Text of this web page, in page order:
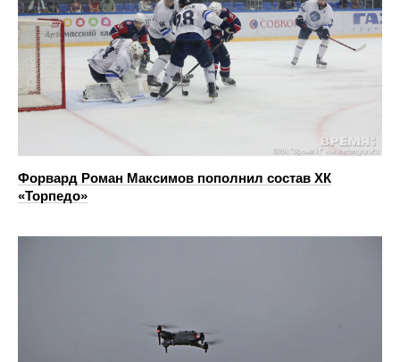
Форвард Роман Максимов пополнил состав ХК
«Торпедо»